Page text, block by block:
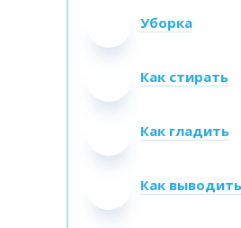
Уборка
Как стирать
Как гладить
Как